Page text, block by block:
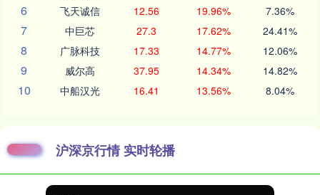
6 飞天诚信 12.56 19.96% 7.36%
7 中巨芯 27.3 17.62% 24.41%
8 广脉科技 17.33 14.77% 12.06%
9 威尔高 37.95 14.34% 14.82%
10 中船汉光 16.41 13.56% 8.04%
沪深京行情 实时轮播